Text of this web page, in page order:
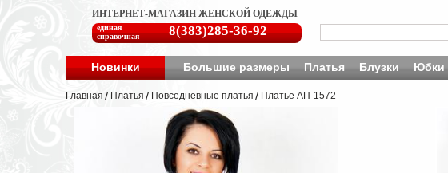
ИНТЕРНЕТ-МАГАЗИН ЖЕНСКОЙ ОДЕЖДЫ
единая
справочная
8(383)285-36-92
Новинки Большие размеры Платья Блузки Юбки
Главная Платья Повседневные платья Платье АП-1572